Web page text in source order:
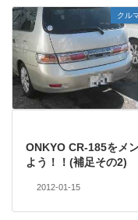
クル
ONKYO CR-185をメ
よう！！(補足その2)
2012-01-15